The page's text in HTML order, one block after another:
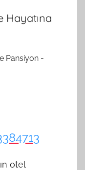
Hayatına
otel